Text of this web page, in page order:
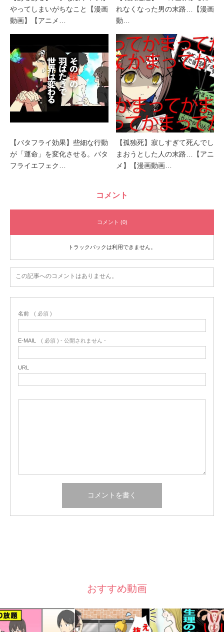
やってしまいがちなこと【漫画
動画】【アニメ…
れなくなった男の末路…【漫画
動…
【バタフライ効果】些細な行動
が「運命」を変化させる。バタ
フライエフェク…
【孤独死】寂しすぎて死んでし
まおうとした人の末路…【アニ
メ】【漫画動画…
コメント
コメント (0)
トラックバックは利用できません。
この記事へのコメントはありません。
名前 ( 必須 )
E-MAIL ( 必須 ) - 公開されません -
URL
おすすめ動画